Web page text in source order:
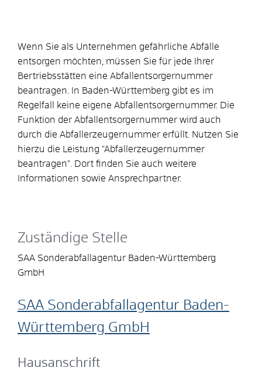
Wenn Sie als Unternehmen gefährliche Abfälle
entsorgen möchten, müssen Sie für jede Ihrer
Bertriebsstätten eine Abfallentsorgernummer
beantragen. In Baden-Württemberg gibt es im
Regelfall keine eigene Abfallentsorgernummer. Die
Funktion der Abfallentsorgernummer wird auch
durch die Abfallerzeugernummer erfüllt. Nutzen Sie
hierzu die Leistung "Abfallerzeugernummer
beantragen". Dort finden Sie auch weitere
Informationen sowie Ansprechpartner.
Zuständige Stelle
SAA Sonderabfallagentur Baden-Württemberg
GmbH
SAA Sonderabfallagentur Baden-
Württemberg GmbH
Hausanschrift